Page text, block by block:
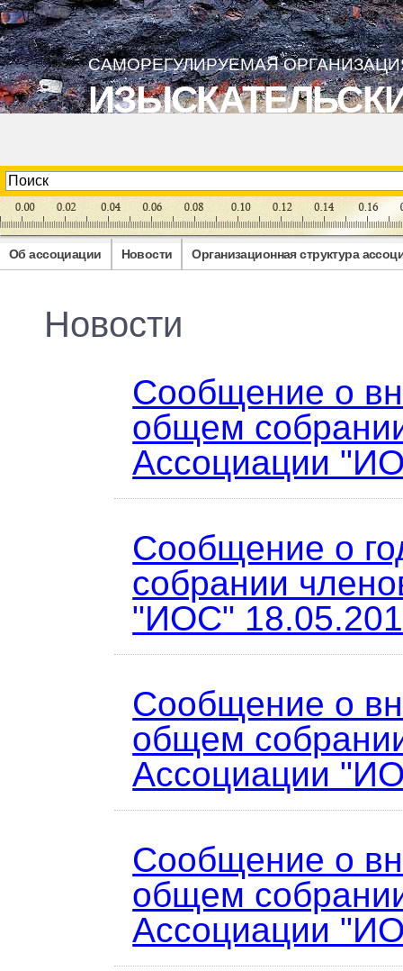
САМОРЕГУЛИРУЕМАЯ
Об ассоциации Новости Организационная структура
Новости
Сообщение о
общем
Ассоциации
Сообщение о
собрании
"ИОС"
Сообщение о
общем
Ассоциации
Сообщение о
общем
Ассоциации